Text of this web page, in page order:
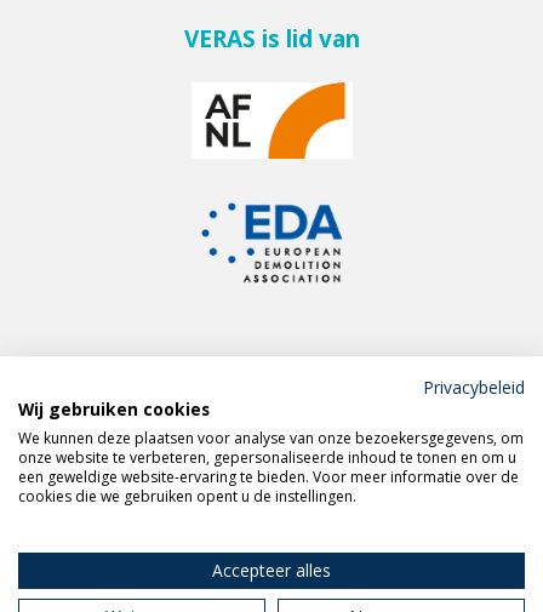
VERAS is lid van
Meld je aan voor de
VERAS nieuwsbrief
Volg VERAS op
Privacybeleid
Wij gebruiken cookies
We kunnen deze plaatsen voor analyse van onze bezoekersgegevens, om
onze website te verbeteren, gepersonaliseerde inhoud te tonen en om u
een geweldige website-ervaring te bieden. Voor meer informatie over de
cookies die we gebruiken opent u de instellingen.
Accepteer alles